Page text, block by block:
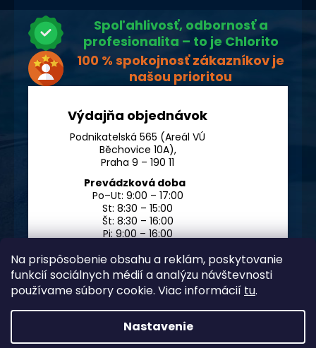
Na prispôsobenie obsahu a reklám, poskytovanie
funkcií sociálnych médií a analýzu návštevnosti
používame súbory cookie. Viac informácií tu.
Nastavenie
Spoľahlivosť, odbornosť a
profesionalita – to je Chlorito
100 % spokojnosť zákazníkov je
našou prioritou
Výdajňa objednávok
Podnikatelská 565 (Areál VÚ
Běchovice 10A),
Praha 9 – 190 11
Prevádzková doba
Po–Ut: 9:00 – 17:00
St: 8:30 – 15:00
Št: 8:30 – 16:00
Pi: 9:00 – 16:00